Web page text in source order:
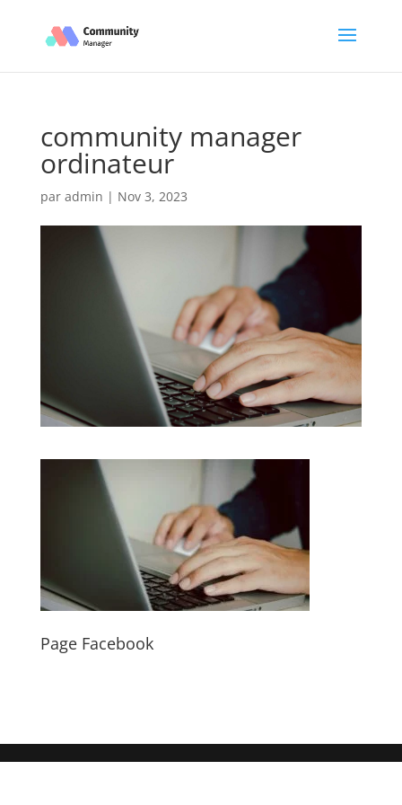
community manager
ordinateur
par admin | Nov 3, 2023
Page Facebook